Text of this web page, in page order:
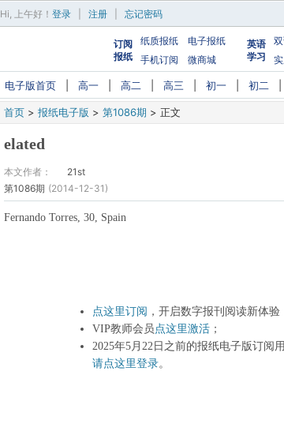
Hi, 上午好 ！ 登录 注册 忘记密码
订阅
报纸
纸质报纸
电子报纸
手机订阅
微商城
英语
学习
电子版首页 高一 高二 高三 初一 初二
首页 > 报纸电子版 > 第1086期 > 正文
elated
本文作者：
21st
第1086期 (2014-12-31)
Fernando Torres, 30, Spain
点这里订阅 ，开启数字报刊阅读新体验
VIP教师会员点这里激活 ；
2025年5月22日之前的报纸电子版订阅
请点这里登录。